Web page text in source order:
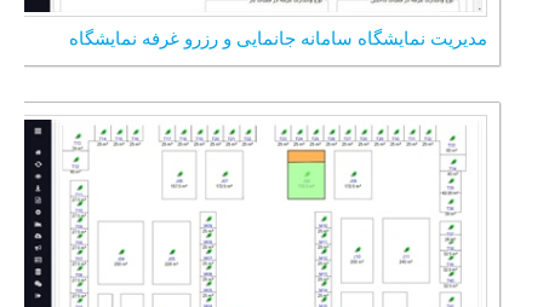
مدیریت نمایشگاه سامانه جانمایی و رزرو غرفه نمایشگاه